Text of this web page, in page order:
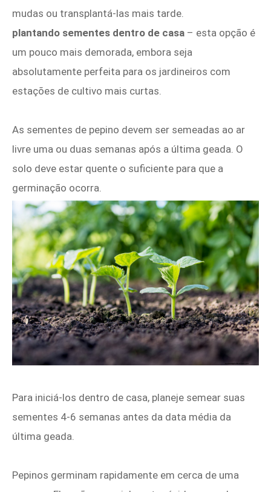
mudas ou transplantá-las mais tarde.
plantando sementes dentro de casa – esta opção é
um pouco mais demorada, embora seja
absolutamente perfeita para os jardineiros com
estações de cultivo mais curtas.
As sementes de pepino devem ser semeadas ao ar
livre uma ou duas semanas após a última geada. O
solo deve estar quente o suficiente para que a
germinação ocorra.
Para iniciá-los dentro de casa, planeje semear suas
sementes 4-6 semanas antes da data média da
última geada.
Pepinos germinam rapidamente em cerca de uma